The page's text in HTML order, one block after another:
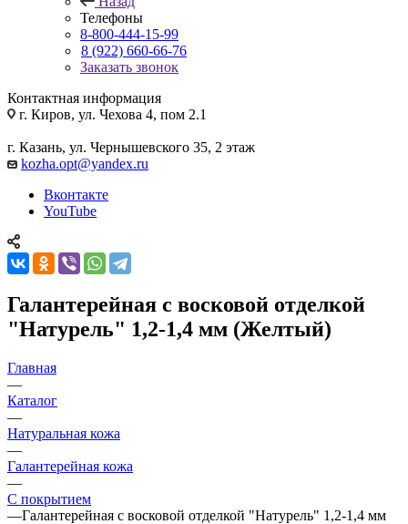
Телефоны
8-800-444-15-99
8 (922) 660-66-76
Заказать звонок
Контактная информация
г. Киров, ул. Чехова 4, пом 2.1
г. Казань, ул. Чернышевского 35, 2 этаж
kozha.opt@yandex.ru
Вконтакте
YouTube
Галантерейная с восковой отделкой
"Натурель" 1,2-1,4 мм (Желтый)
Главная
—
Каталог
—
Натуральная кожа
—
Галантерейная кожа
—
С покрытием
—Галантерейная с восковой отделкой "Натурель" 1,2-1,4 мм